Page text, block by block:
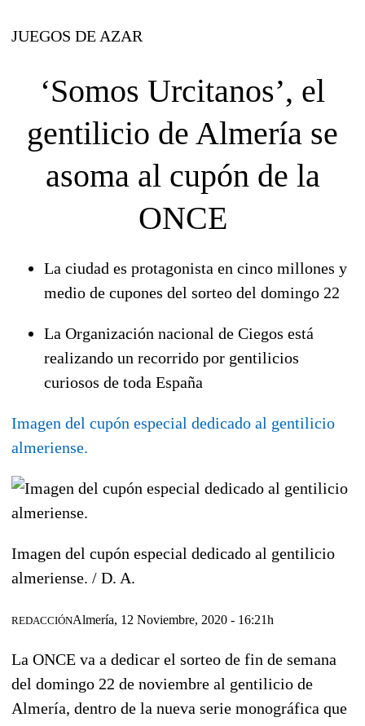
JUEGOS DE AZAR
‘Somos Urcitanos’, el
gentilicio de Almería se
asoma al cupón de la
ONCE
La ciudad es protagonista en cinco millones y
medio de cupones del sorteo del domingo 22
La Organización nacional de Ciegos está
realizando un recorrido por gentilicios
curiosos de toda España
Imagen del cupón especial dedicado al gentilicio
almeriense.
Imagen del cupón especial dedicado al gentilicio
almeriense. / D. A.
REDACCIÓNAlmería, 12 Noviembre, 2020 - 16:21h
La ONCE va a dedicar el sorteo de fin de semana
del domingo 22 de noviembre al gentilicio de
Almería, dentro de la nueva serie monográfica que